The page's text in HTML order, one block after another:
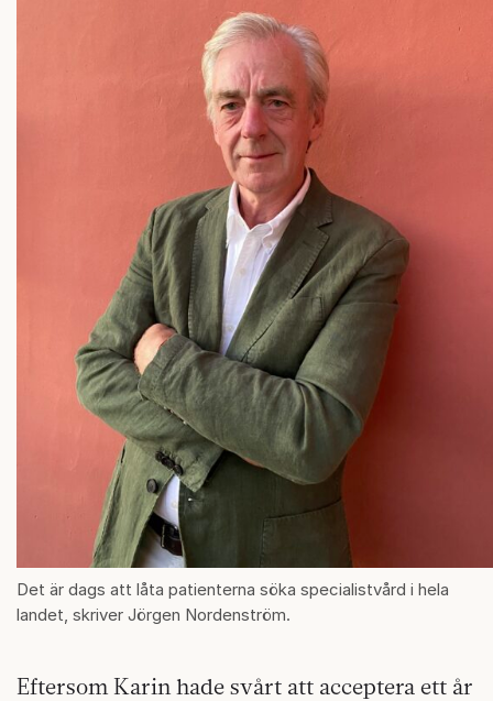
Det är dags att låta patienterna söka specialistvård i hela
landet, skriver Jörgen Nordenström.
Eftersom Karin hade svårt att acceptera ett år